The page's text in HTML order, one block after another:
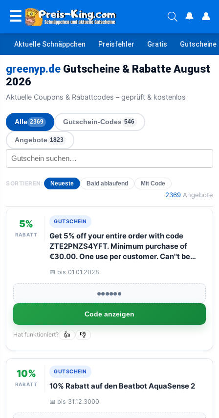
☰ 🔔 👤
Aktuelle Schnäppchen Preisfehler Gratis Gutscheine
greenyp.de Gutscheine & Rabatte August
2026
Aktuelle Coupons & Rabattcodes – geprüft & kostenlos
Alle 2369 Gutschein-Codes 546
Angebote 1823
SORTIEREN: Neueste Bald ablaufend Mit Code
2369 Angebote
5%
RABATT
GUTSCHEIN
Get 5% off your entire order with code
ZTE2PNZS4YFT. Minimum purchase of
€30.00. One use per customer. Can''t be
📅 bis 01.01.2028
●●●●●●
Code anzeigen
Hat funktioniert? 👍 👎
10%
RABATT
GUTSCHEIN
10% Rabatt auf den Beatbot AquaSense 2
📅 bis 31.12.3000